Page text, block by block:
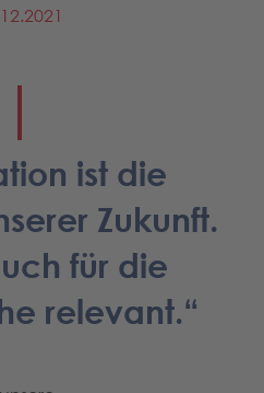
ist die
Zukunft.
für die
relevant.“